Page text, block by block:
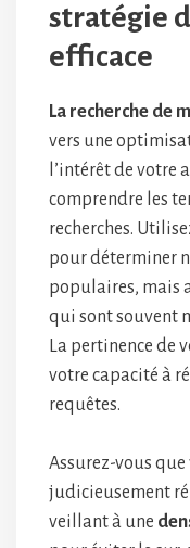
stratégie
efficace
La recherche de
vers une
l’intérêt de votre
comprendre les
recherches.
pour déterminer
populaires, mais
qui sont souvent
La pertinence de
votre capacité à
requêtes.
Assurez-vous
judicieusement
veillant à une